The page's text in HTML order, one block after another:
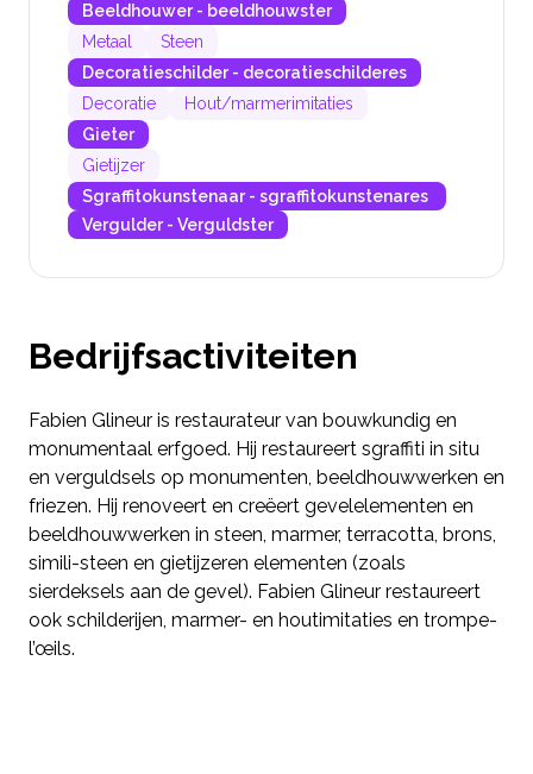
Beeldhouwer - beeldhouwster
Metaal
Steen
Decoratieschilder - decoratieschilderes
Decoratie
Hout/marmerimitaties
Gieter
Gietijzer
Sgraffitokunstenaar - sgraffitokunstenares
Vergulder - Verguldster
Bedrijfsactiviteiten
Fabien Glineur is restaurateur van bouwkundig en
monumentaal erfgoed. Hij restaureert sgraffiti in situ
en verguldsels op monumenten, beeldhouwwerken en
friezen. Hij renoveert en creëert gevelelementen en
beeldhouwwerken in steen, marmer, terracotta, brons,
simili-steen en gietijzeren elementen (zoals
sierdeksels aan de gevel). Fabien Glineur restaureert
ook schilderijen, marmer- en houtimitaties en trompe-
l’œils.